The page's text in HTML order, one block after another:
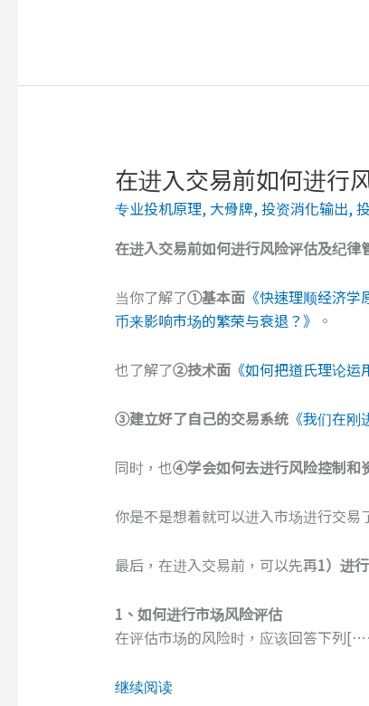
在进入交易前如何进行
专业投机原理, 大骨牌, 投资消化输出,
在进入交易前如何进行风险评估及纪律
当你了解了①基本面《快速理顺经济学
币来影响市场的繁荣与衰退？》 。
也了解了②技术面《如何把道氏理论运
③建立好了自己的交易系统《我们在刚
同时，也④学会如何去进行风险控制和
你是不是想着就可以进入市场进行交易
最后，在进入交易前，可以先再1）进
1 、 如何进行市场风险评估
在评估市场的风险时，应该回答下列
继续阅读